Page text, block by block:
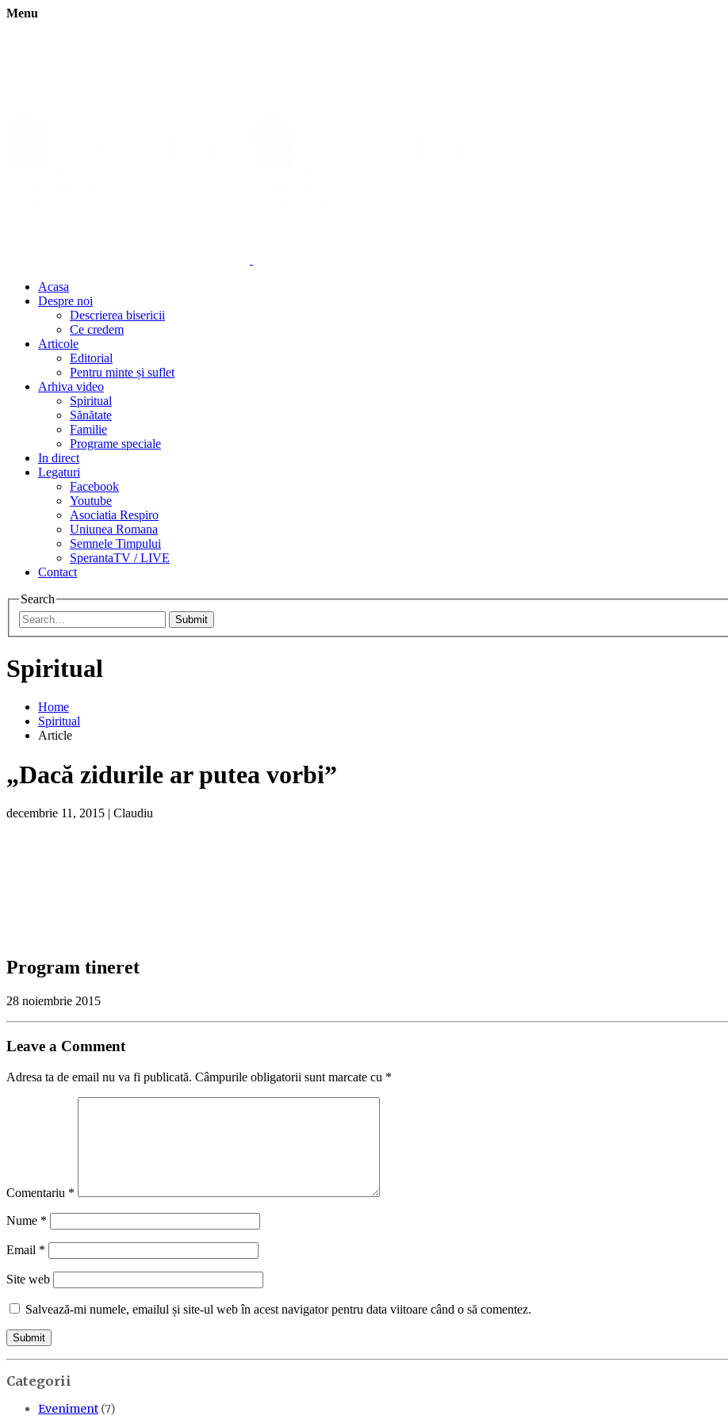
Menu
Acasa
Despre noi
Descrierea bisericii
Ce credem
Articole
Editorial
Pentru minte și suflet
Arhiva video
Spiritual
Sănătate
Familie
Programe speciale
In direct
Legaturi
Facebook
Youtube
Asociatia Respiro
Uniunea Romana
Semnele Timpului
SperantaTV / LIVE
Contact
Search
Submit
Spiritual
Home
Spiritual
Article
„Dacă zidurile ar putea vorbi”
decembrie 11, 2015 | Claudiu
Program tineret
28 noiembrie 2015
Leave a Comment
Adresa ta de email nu va fi publicată. Câmpurile obligatorii sunt marcate cu *
Comentariu *
Nume *
Email *
Site web
Salvează-mi numele, emailul și site-ul web în acest navigator pentru data viitoare când o să comentez.
Categorii
Eveniment (7)